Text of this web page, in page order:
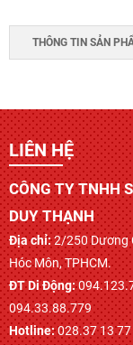
THÔNG TIN SẢN
LIÊN HỆ
CÔNG TY TNHH
DUY THẠNH
Địa chỉ:2/250 Dương
Hóc Môn, TPHCM.
ĐT Di Động:
094.33.88.779
Hotline:028.37 13 77